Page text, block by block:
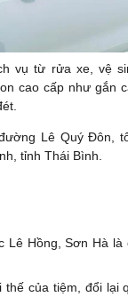
vụ từ rửa xe, vệ
cao cấp như gắn
Lê Quý Đôn,
tỉnh Thái Bình.
Lê Hồng, Sơn Hà
thế của tiệm, đổi lại